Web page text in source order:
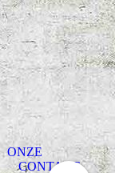
ONZE
CONTACT